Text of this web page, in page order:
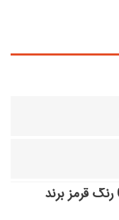
کالسکه چهار چرخ مدل Globetrotter رنگ قرمز برند